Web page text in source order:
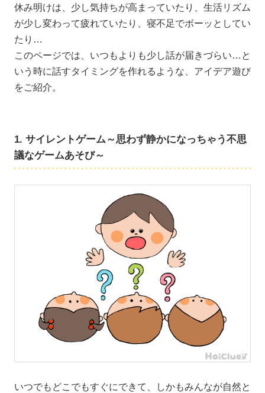
休み明けは、少し気持ちが高まっていたり、生活リズム
が少し変わって疲れていたり、寝不足でボーッとしてい
たり…
このページでは、いつもよりも少し話が届きづらい…と
いう時に話すタイミングを作れるような、アイデア遊び
をご紹介。
1. サイレントゲーム～思わず静かになっちゃう不思
議なゲームあそび～
いつでもどこでもすぐにできて、しかもみんなが自然と